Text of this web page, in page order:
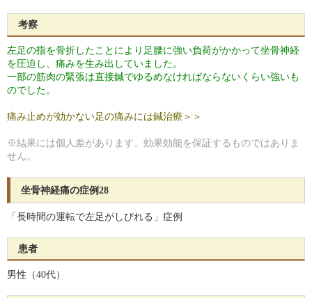
考察
左足の指を骨折したことにより足腰に強い負荷がかかって坐骨神経
を圧迫し、痛みを生み出していました。
一部の筋肉の緊張は直接鍼でゆるめなければならないくらい強いも
のでした。
痛み止めが効かない足の痛みには鍼治療＞＞
※結果には個人差があります。効果効能を保証するものではありま
せん。
坐骨神経痛の症例28
「長時間の運転で左足がしびれる」症例
患者
男性（40代）